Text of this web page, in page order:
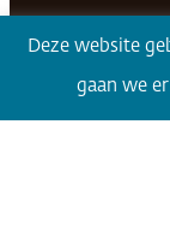
Deze website
gaan we